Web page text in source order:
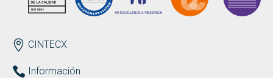
ENDEREZO ES
CINTECX
Información